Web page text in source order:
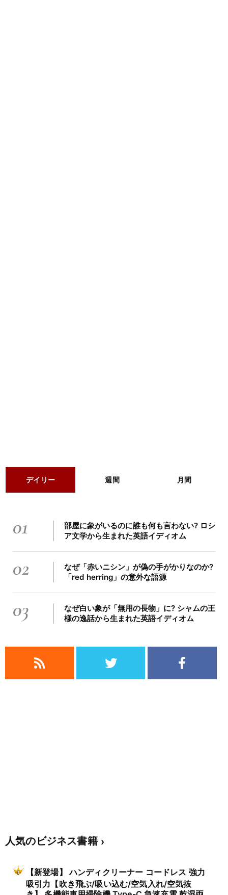
デイリー 週間 月間
01
部屋に象がいるのに誰も何も言わない? ロシ
ア文学から生まれた英語イディオム
02
なぜ「赤いニシン」が偽の手がかりなのか?
「red herring」の意外な語源
03
なぜ白い象が「無用の長物」に? シャムの王
様の逸話から生まれた英語イディオム
人気のビジネス書籍
【新登場】 ハンディクリーナー コードレス 強力
吸引力【吹き飛ぶ/吸い込む/空気入れ/空気抜